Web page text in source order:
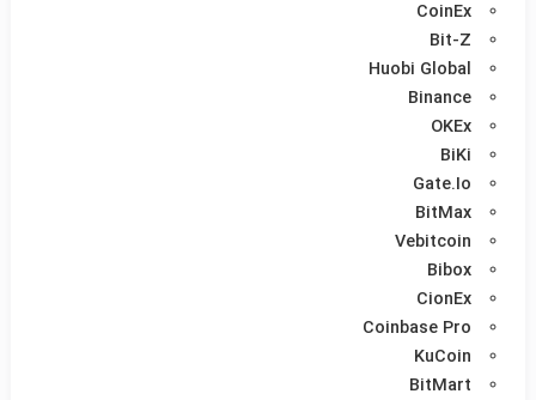
CoinEx
Bit-Z
Huobi Global
Binance
OKEx
BiKi
Gate.Io
BitMax
Vebitcoin
Bibox
CionEx
Coinbase Pro
KuCoin
BitMart